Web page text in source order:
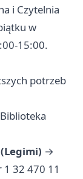
i Czytelnia
w
15:00.
potrzeb
→
1 32 470 11